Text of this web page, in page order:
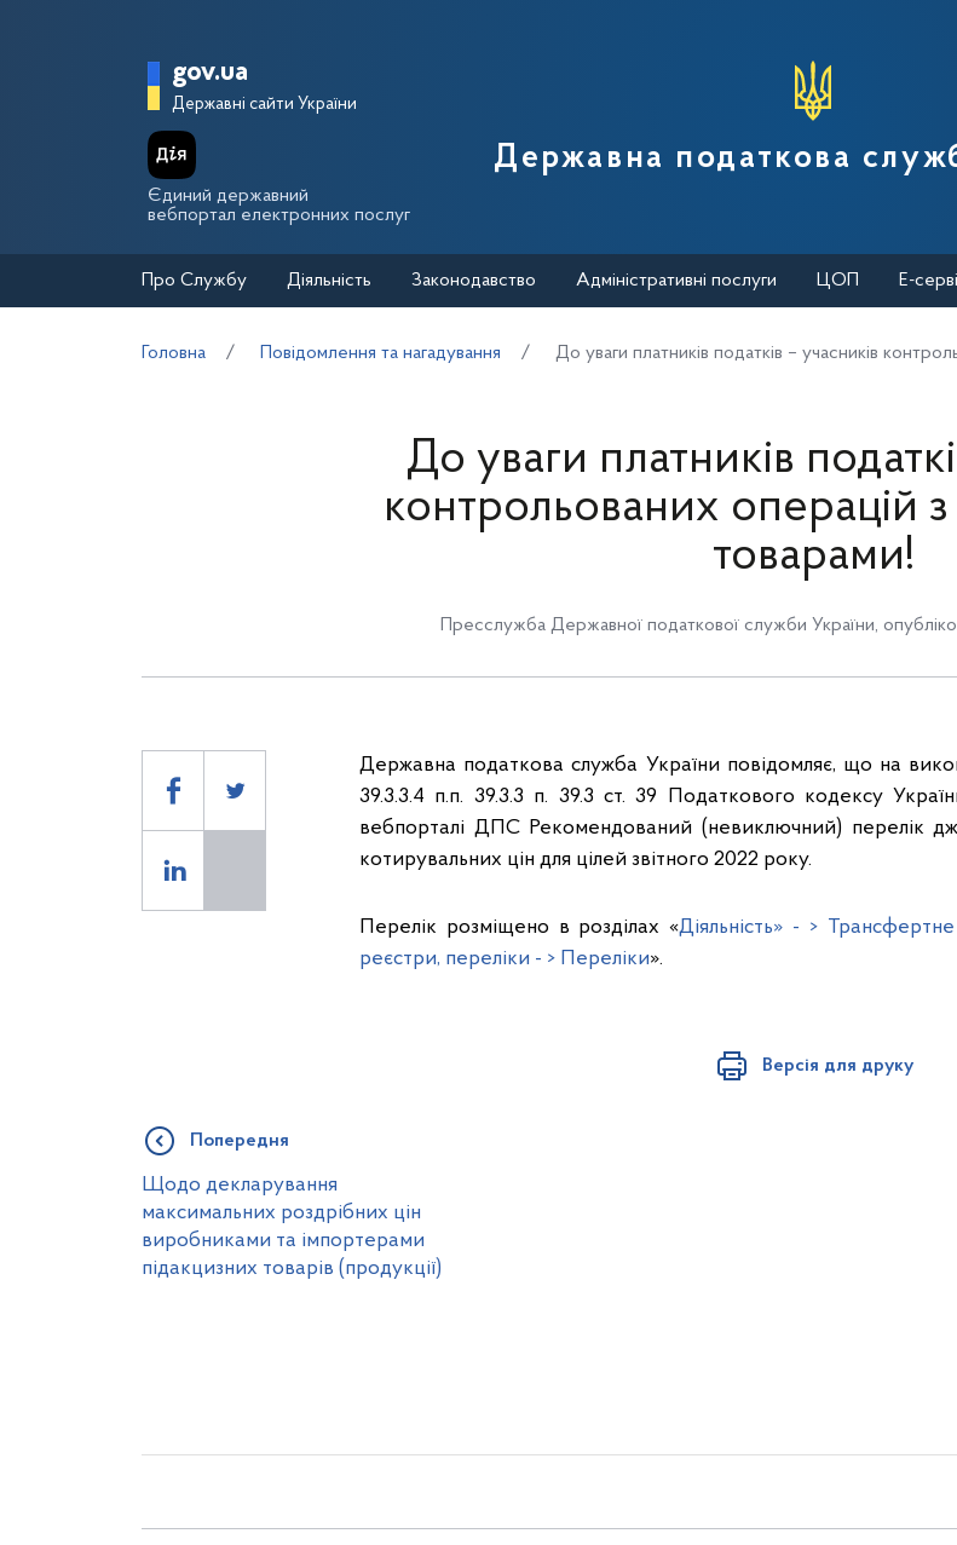
Головна сторінка Державної податкової служби
gov.ua
Державні сайти України
Єдиний державний
вебпортал електронних послуг
Державна податкова
Про Службу Діяльність Законодавство Адміністративні послуги ЦОП Е-
Головна Повідомлення та нагадування До уваги платників податків – учасників
До уваги платників
контрольованих операцій
товарами!
Пресслужба Державної податкової служби України,
Державна податкова служба України повідомляє, що на
39.3.3.4 п.п. 39.3.3 п. 39.3 ст. 39 Податкового кодексу
вебпорталі ДПС Рекомендований (невиключний) перелік
котирувальних цін для цілей звітного 2022 року.
Перелік розміщено в розділах «Діяльність» - >
реєстри, переліки - > Переліки».
Версія для друку
Попередня
Щодо декларування
максимальних роздрібних цін
виробниками та імпортерами
підакцизних товарів (продукції)